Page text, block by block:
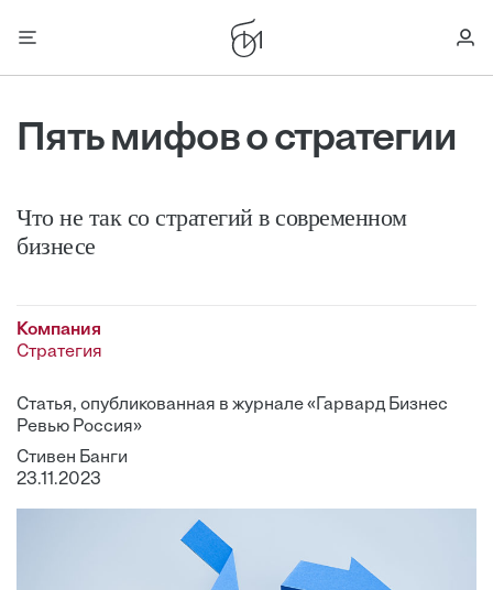
Пять мифов о стратегии
Что не так со стратегий в современном
бизнесе
Компания
Стратегия
Статья, опубликованная в журнале «Гарвард Бизнес
Ревью Россия»
Стивен Банги
23.11.2023